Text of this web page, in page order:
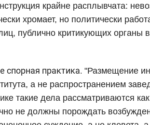
крайне расплывчата:
хромает, но политически
публично критикующих органы
спорная практика. "Размещение
а не распространением
такие дела рассматриваются
не должны порождать